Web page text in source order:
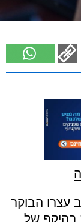
עצרו הבוקר
בהיקף של